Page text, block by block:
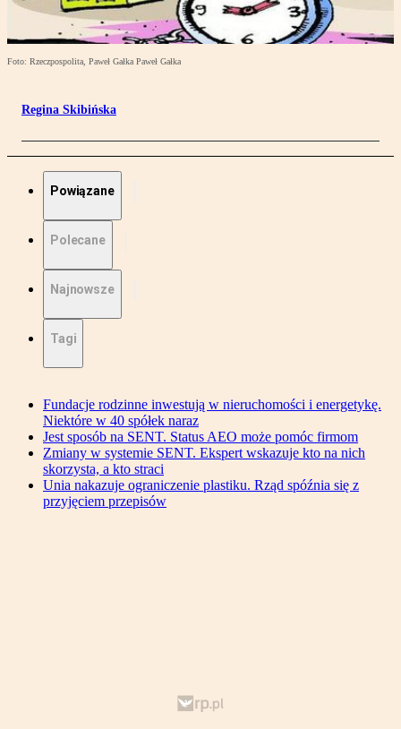
Foto: Rzeczpospolita, Paweł Gałka Paweł Gałka
Regina Skibińska
Powiązane
Polecane
Najnowsze
Tagi
Fundacje rodzinne inwestują w nieruchomości i energetykę.
Niektóre w 40 spółek naraz
Jest sposób na SENT. Status AEO może pomóc firmom
Zmiany w systemie SENT. Ekspert wskazuje kto na nich
skorzysta, a kto straci
Unia nakazuje ograniczenie plastiku. Rząd spóźnia się z
przyjęciem przepisów